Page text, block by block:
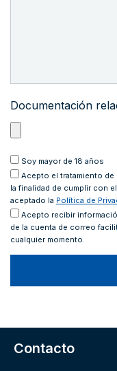
Documentación
Soy mayor de 18 años
Acepto el tratamiento
la finalidad de cumplir con
aceptado la Política de
Acepto recibir
de la cuenta de correo
cualquier momento.
Contacto